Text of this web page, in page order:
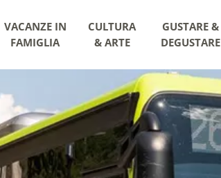
VACANZE IN
FAMIGLIA
CULTURA
& ARTE
GUSTARE &
DEGUSTARE